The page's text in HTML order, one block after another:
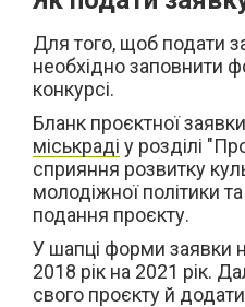
Для того, щоб подати
необхідно заповнити
конкурсі.
Бланк проєктної
міськраді у розділі "
сприяння розвитку
молодіжної політики
подання проєкту.
У шапці форми заявки
2018 рік на 2021 рік.
свого проєкту й